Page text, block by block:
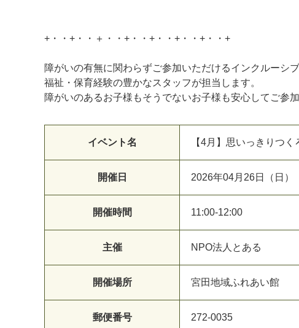
+・・+・・＋・・+・・+・・+・・+・・+
障がいの有無に関わらずご参加いただけるインクルーシ
福祉・保育経験の豊かなスタッフが担当します。
障がいのあるお子様もそうでないお子様も安心してご参加
イベント名 【4月】思いっきりつ
開催日 2026年04月26日（日）
開催時間 11:00-12:00
主催 NPO法人とある
開催場所 宮田地域ふれあい館
郵便番号 272-0035